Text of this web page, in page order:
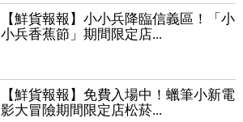
【鮮貨報報】小小兵降臨信義區！「小
小兵香蕉節」期間限定店...
【鮮貨報報】免費入場中！蠟筆小新電
影大冒險期間限定店松菸...